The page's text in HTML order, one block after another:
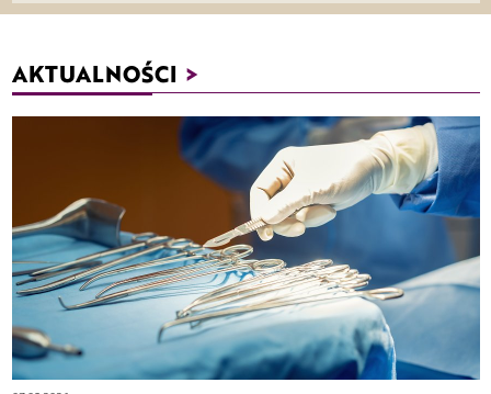
AKTUALNOŚCI >